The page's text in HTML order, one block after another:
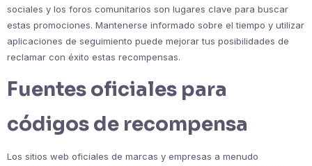
sociales y los foros comunitarios son lugares clave para buscar
estas promociones. Mantenerse informado sobre el tiempo y utilizar
aplicaciones de seguimiento puede mejorar tus posibilidades de
reclamar con éxito estas recompensas.
Fuentes oficiales para
códigos de recompensa
Los sitios web oficiales de marcas y empresas a menudo